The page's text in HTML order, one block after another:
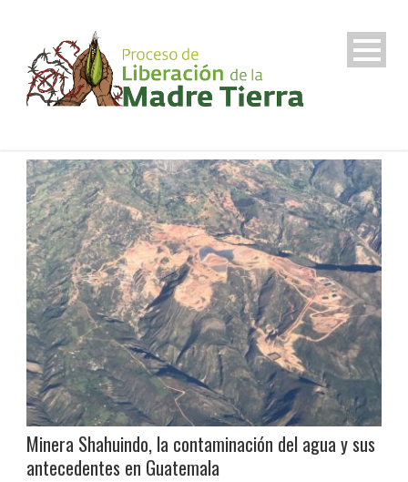
Minera Shahuindo, la contaminación del agua y sus
antecedentes en Guatemala